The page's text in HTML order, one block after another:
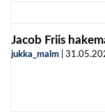
Jacob Friis
jukka_malm